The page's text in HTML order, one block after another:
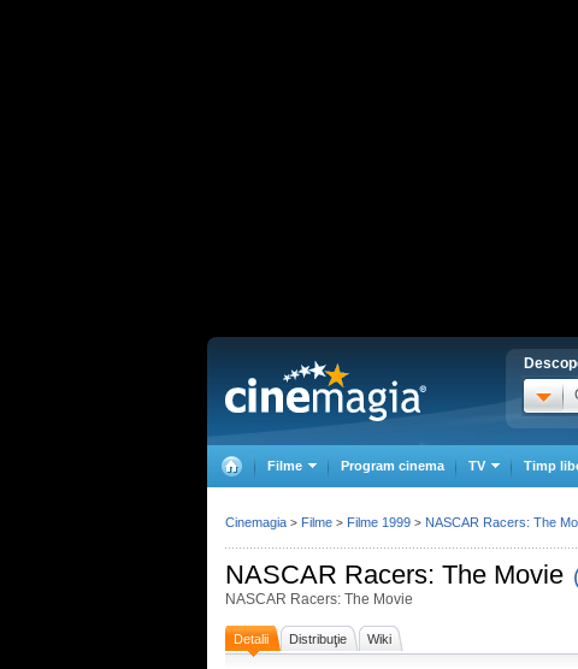
Filme Program cinema TV Timp
NASCAR Racers: The Movie
NASCAR Racers: The Movie
Detalii Distribuţie Wiki
Cinemagia > Filme > Filme 1999 > NASCAR Racers: The